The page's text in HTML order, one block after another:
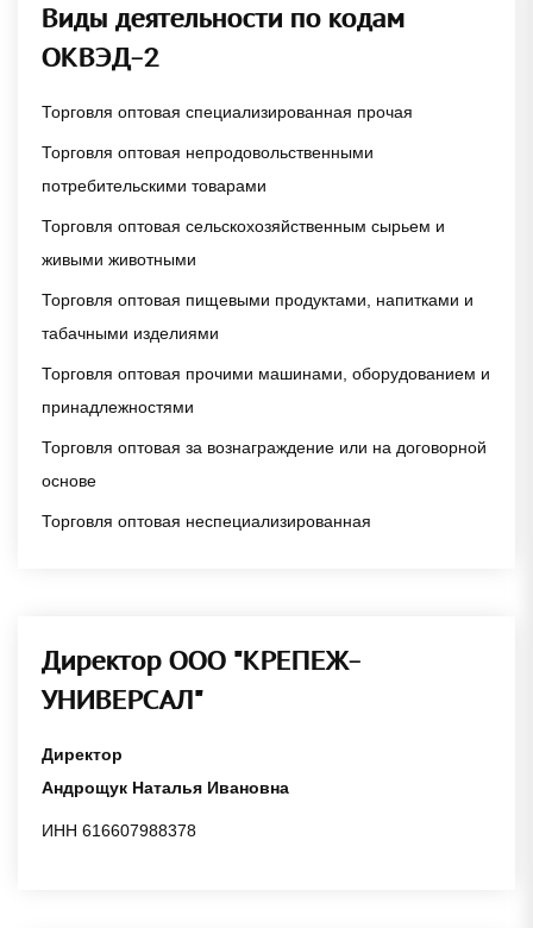
Виды деятельности по кодам
ОКВЭД-2
Торговля оптовая специализированная прочая
Торговля оптовая непродовольственными
потребительскими товарами
Торговля оптовая сельскохозяйственным сырьем и
живыми животными
Торговля оптовая пищевыми продуктами, напитками и
табачными изделиями
Торговля оптовая прочими машинами, оборудованием и
принадлежностями
Торговля оптовая за вознаграждение или на договорной
основе
Торговля оптовая неспециализированная
Директор ООО "КРЕПЕЖ-
УНИВЕРСАЛ"
Директор
Андрощук Наталья Ивановна
ИНН 616607988378